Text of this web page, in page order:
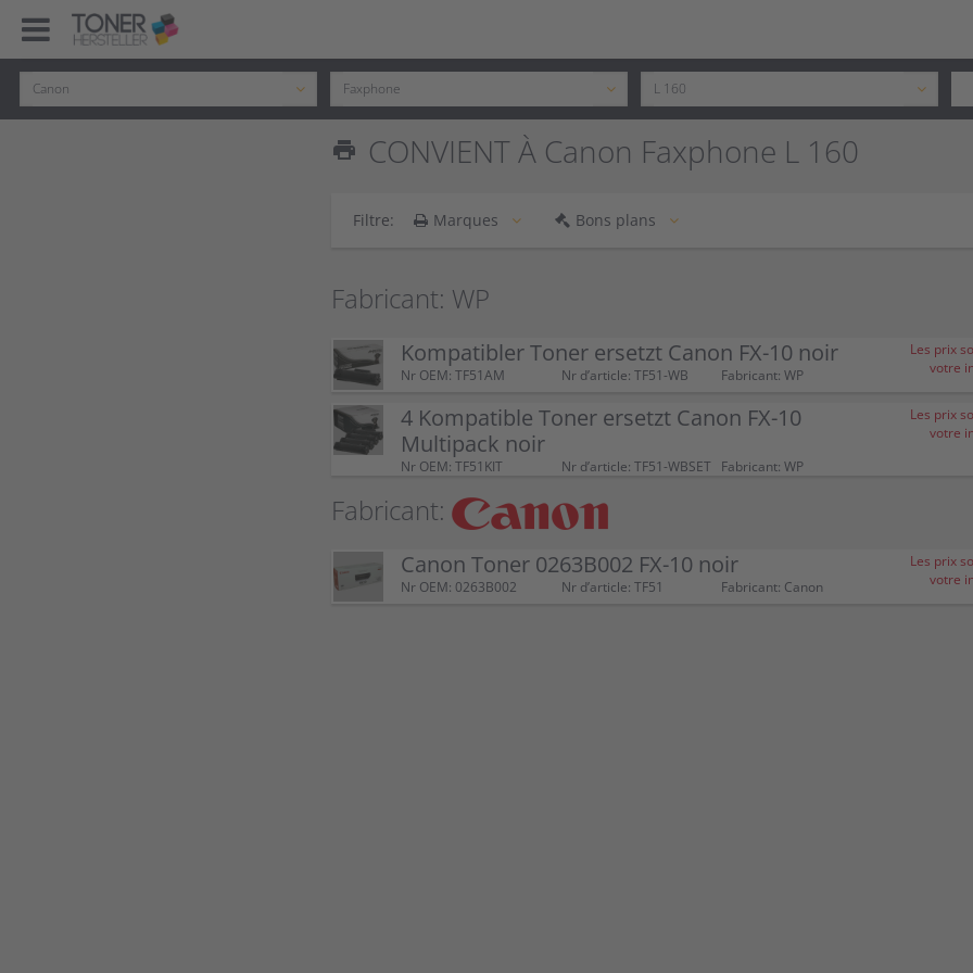
print CONVIENT À Canon Faxphone L 160
Filtre: Marques Bons plans
Fabricant: WP
Kompatibler Toner ersetzt Canon FX-10 noir
Nr OEM: TF51AM Nr d’article: TF51-WB Fabricant: WP
Les prix
votre
4 Kompatible Toner ersetzt Canon FX-10
Multipack noir
Nr OEM: TF51KIT Nr d’article: TF51-WBSET Fabricant: WP
Les prix
votre
Fabricant:
Canon Toner 0263B002 FX-10 noir
Nr OEM: 0263B002 Nr d’article: TF51 Fabricant: Canon
Les prix
votre